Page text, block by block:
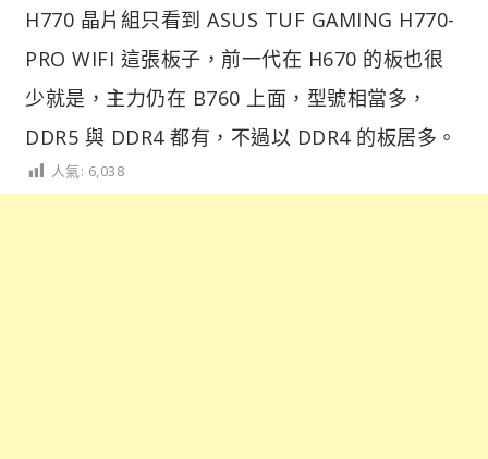
H770 晶片組只看到 ASUS TUF GAMING H770-
PRO WIFI 這張板子，前一代在 H670 的板也很
少就是，主力仍在 B760 上面，型號相當多，
DDR5 與 DDR4 都有，不過以 DDR4 的板居多。
人氣: 6,038